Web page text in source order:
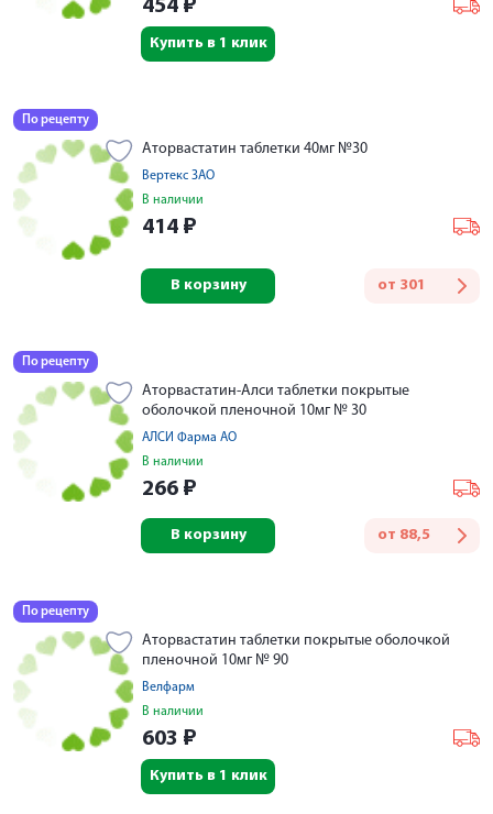
454 ₽
Купить в 1 клик
По рецепту
Аторвастатин таблетки 40мг №30
Вертекс ЗАО
В наличии
414 ₽
от 301
В корзину
По рецепту
Аторвастатин-Алси таблетки покрытые
оболочкой пленочной 10мг № 30
АЛСИ Фарма АО
В наличии
266 ₽
от 88,5
В корзину
По рецепту
Аторвастатин таблетки покрытые оболочкой
пленочной 10мг № 90
Велфарм
В наличии
603 ₽
Купить в 1 клик